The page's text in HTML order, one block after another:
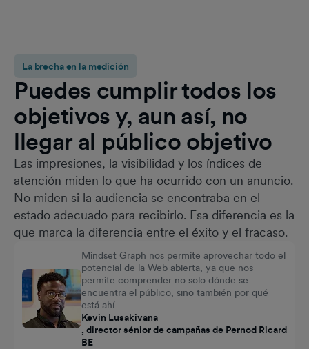
La brecha en la medición
Puedes cumplir todos los
objetivos y, aun así, no
llegar al público objetivo
Las impresiones, la visibilidad y los índices de
atención miden lo que ha ocurrido con un anuncio.
No miden si la audiencia se encontraba en el
estado adecuado para recibirlo. Esa diferencia es la
que marca la diferencia entre el éxito y el fracaso.
Mindset Graph nos permite aprovechar todo el
potencial de la Web abierta, ya que nos
permite comprender no solo dónde se
encuentra el público, sino también por qué
está ahí.
Kevin Lusakivana
, director sénior de campañas de Pernod Ricard
BE